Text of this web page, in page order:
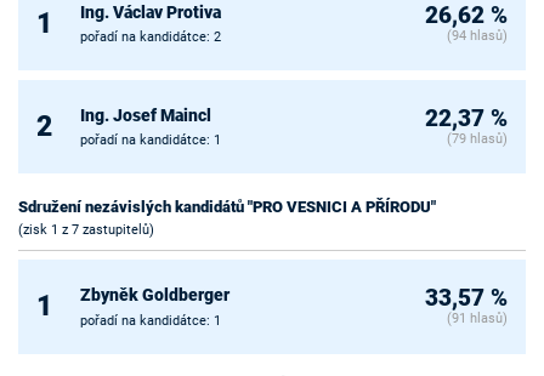
1 Ing. Václav Protiva
pořadí na kandidátce: 2
26,62 %
(94 hlasů)
2 Ing. Josef Maincl
pořadí na kandidátce: 1
22,37 %
(79 hlasů)
Sdružení nezávislých kandidátů "PRO VESNICI A PŘÍRODU"
(zisk 1 z 7 zastupitelů)
1 Zbyněk Goldberger
pořadí na kandidátce: 1
33,57 %
(91 hlasů)